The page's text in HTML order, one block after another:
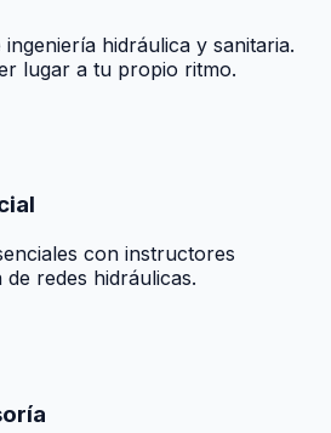
hidráulica y sanitaria.
lugar a tu propio ritmo.
con instructores
redes hidráulicas.